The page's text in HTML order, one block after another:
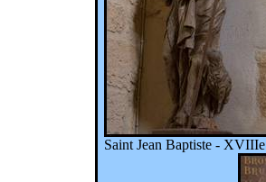
Saint Jean Baptiste - XVIIIe